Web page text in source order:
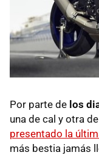
Por parte de los
una de cal y otra
presentado la
más bestia jamás